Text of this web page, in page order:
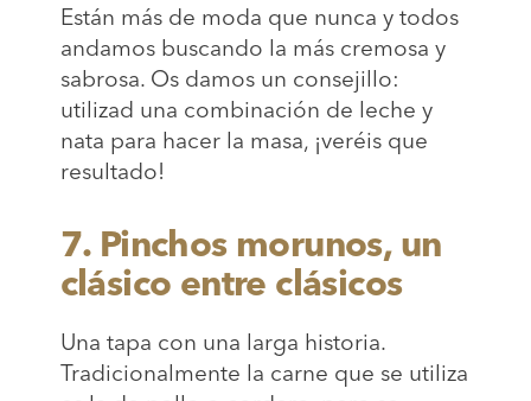
Están más de moda que nunca y todos
andamos buscando la más cremosa y
sabrosa. Os damos un consejillo:
utilizad una combinación de leche y
nata para hacer la masa, ¡veréis que
resultado!
7. Pinchos morunos, un
clásico entre clásicos
Una tapa con una larga historia.
Tradicionalmente la carne que se utiliza